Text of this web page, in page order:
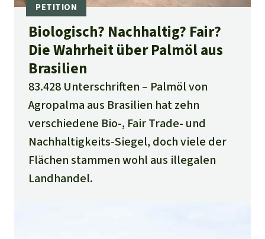
Suspension lifted for IBD Certifications Ltd.
for RSPO P&C accreditation:https://www.asi-
assurance.org/s/post/a1J5c00000WmVqYEAV/
p1056.
Alnatura ohne Datum. Fragen und Antworten
zu Palmöl:https://www.alnatura.de/de-
de/magazin/palmoel-faq/
Siehe
https://web.archive.org/web/2023033122165
8/https://www.alnatura.de/de-
Biologisch? Nachhaltig? Fair?
Die Wahrheit über Palmöl aus
Brasilien
83.428 Unterschriften
Palmöl von
Agropalma aus Brasilien hat zehn
verschiedene Bio-, Fair Trade- und
Nachhaltigkeits-Siegel, doch viele der
Flächen stammen wohl aus illegalen
Landhandel.